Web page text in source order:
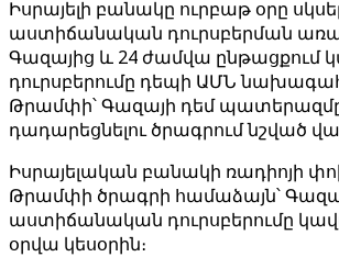
Իսրայելի բանակը ուրբաթ օրը
աստիճանական դուրսբերման
Գազայից և 24 ժամվա ընթացքում
դուրսբերումը դեպի ԱՄՆ
Թրամփի՝ Գազայի դեմ
դադարեցնելու ծրագրում նշված
Իսրայելական բանակի ռադիոյի
Թրամփի ծրագրի համաձայն՝
աստիճանական դուրսբերումը
օրվա կեսօրին։